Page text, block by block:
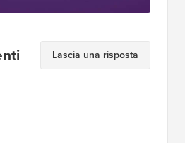
Lascia una risposta